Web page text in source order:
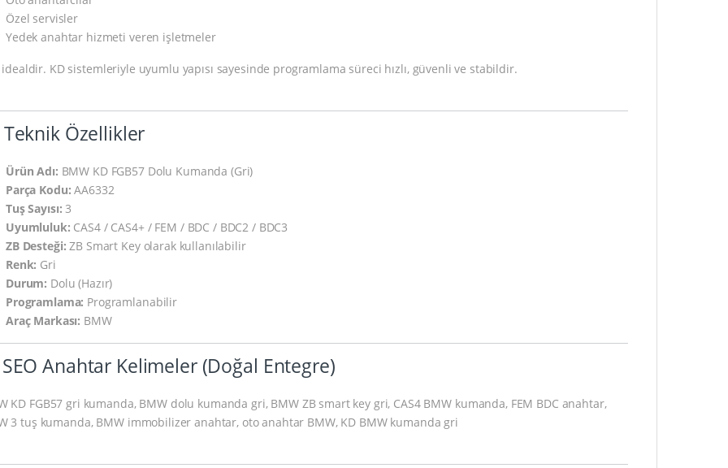
Özel servisler
Yedek anahtar hizmeti veren işletmeler
KD sistemleriyle uyumlu yapısı sayesinde programlama süreci hızlı, güvenli ve stabildir.
Özellikler
Ürün Adı: BMW KD FGB57 Dolu Kumanda (Gri)
Parça Kodu: AA6332
Tuş Sayısı: 3
Uyumluluk: CAS4 / CAS4+ / FEM / BDC / BDC2 / BDC3
ZB Desteği: ZB Smart Key olarak kullanılabilir
Renk: Gri
Durum: Dolu (Hazır)
Programlama: Programlanabilir
Araç Markası: BMW
Anahtar Kelimeler (Doğal Entegre)
KD FGB57 gri kumanda, BMW dolu kumanda gri, BMW ZB smart key gri, CAS4 BMW kumanda, FEM BDC anahtar,
3 tuş kumanda, BMW immobilizer anahtar, oto anahtar BMW, KD BMW kumanda gri